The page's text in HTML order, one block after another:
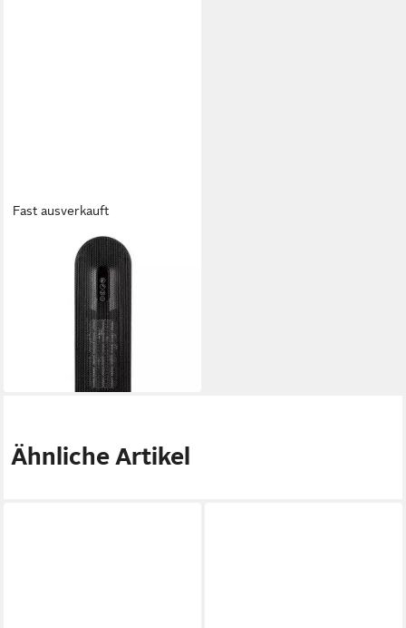
Fast ausverkauft
SILVERCREST
Heizlüfter Silvercrest
Turmheizlüfter 1200/2000 W
STHL 2000 A1
UVP 54,95 €
lieferbar - in 4-5 Werktagen bei dir
Ähnliche Artikel